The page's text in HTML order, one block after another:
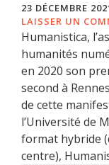
23 DÉCEMBRE
LAISSER UN
Humanistica,
humanités
en 2020 son
second à
de cette
l’Université de
format hybride
centre),